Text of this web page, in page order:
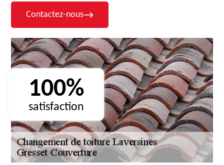
Contactez-nous
100%
satisfaction